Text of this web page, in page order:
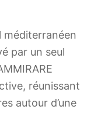
méditerranéen
par un seul
réunissant
autour d’une